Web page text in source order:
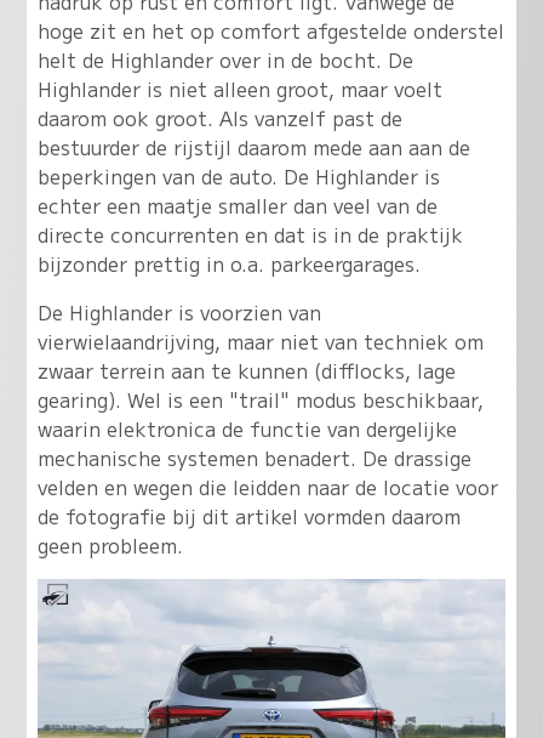
hoge zit en het op comfort afgestelde onderstel
helt de Highlander over in de bocht. De
Highlander is niet alleen groot, maar voelt
daarom ook groot. Als vanzelf past de
bestuurder de rijstijl daarom mede aan aan de
beperkingen van de auto. De Highlander is
echter een maatje smaller dan veel van de
directe concurrenten en dat is in de praktijk
bijzonder prettig in o.a. parkeergarages.
De Highlander is voorzien van
vierwielaandrijving, maar niet van techniek om
zwaar terrein aan te kunnen (difflocks, lage
gearing). Wel is een "trail" modus beschikbaar,
waarin elektronica de functie van dergelijke
mechanische systemen benadert. De drassige
velden en wegen die leidden naar de locatie voor
de fotografie bij dit artikel vormden daarom
geen probleem.